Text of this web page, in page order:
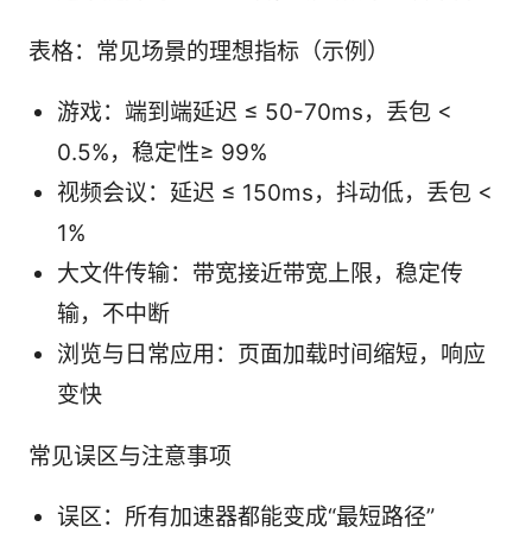
表格：常见场景的理想指标（示例）
游戏：端到端延迟 ≤ 50-70ms，丢包 <
0.5%，稳定性≥ 99%
视频会议：延迟 ≤ 150ms，抖动低，丢包 <
1%
大文件传输：带宽接近带宽上限，稳定传
输，不中断
浏览与日常应用：页面加载时间缩短，响应
变快
常见误区与注意事项
误区：所有加速器都能变成“最短路径”